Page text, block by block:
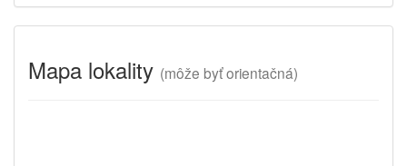
Mapa lokality (môže byť orientačná)